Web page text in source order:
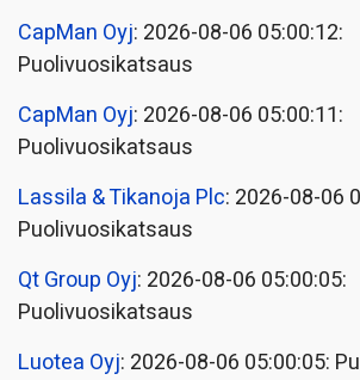
CapMan Oyj: 2026-08-06 05:00:12:
Puolivuosikatsaus
CapMan Oyj: 2026-08-06 05:00:11:
Puolivuosikatsaus
Lassila & Tikanoja Plc: 2026-08-06
Puolivuosikatsaus
Qt Group Oyj: 2026-08-06 05:00:05:
Puolivuosikatsaus
Luotea Oyj: 2026-08-06 05:00:05: